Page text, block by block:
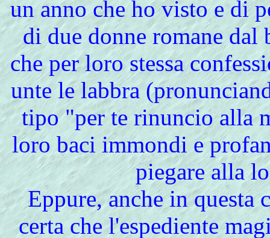
un anno che ho visto e di
di due donne romane dal
che per loro stessa
unte le labbra
tipo "per te rinuncio alla
loro baci immondi e
piegare alla
Eppure, anche in questa
certa che l'espediente